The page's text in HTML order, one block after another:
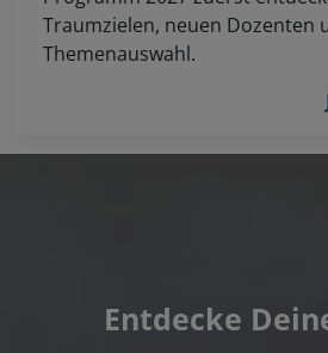
Traumzielen, neuen Dozenten
Themenauswahl.
Entdecke